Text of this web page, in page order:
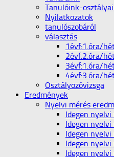
Tanulóink-
Nyilatkozatok
tanulószobáról
választás
1évf:1.óra/
2évf:2.óra/
3évf:1.óra/
4évf:3.óra/
Osztályozóvizsga
Eredmények
Nyelvi mérés
Idegen
Idegen
Idegen
Idegen
Idegen